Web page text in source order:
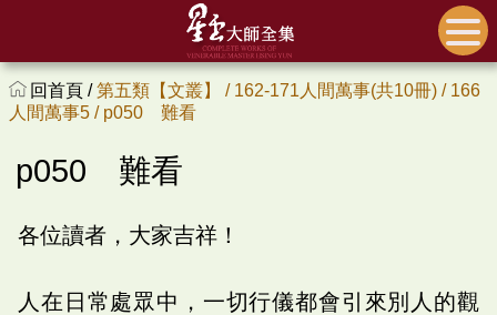
回首頁 /第五類【文叢】 / 162-171人間萬事(共10冊) / 166
人間萬事5 / p050 難看
p050 難看
各位讀者，大家吉祥！
人在日常處眾中，一切行儀都會引來別人的觀